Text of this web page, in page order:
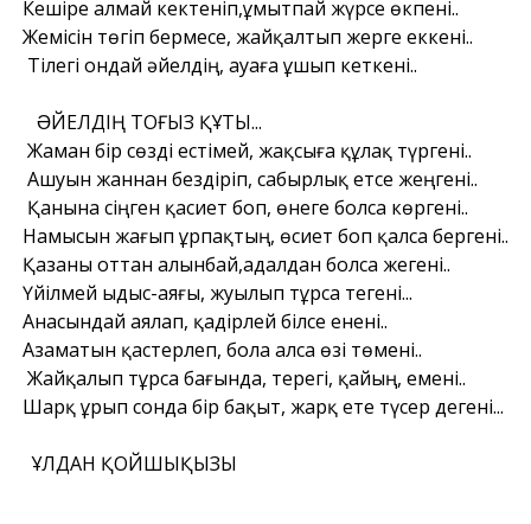
Кешіре алмай кектеніп,ұмытпай жүрсе өкпені..
Жемісін төгіп бермесе, жайқалтып жерге еккені..
Тілегі ондай əйелдің, ауаға ұшып кеткені..
ƏЙЕЛДІҢ ТОҒЫЗ ҚҰТЫ...
Жаман бір сөзді естімей, жақсыға құлақ түргені..
Ашуын жаннан бездіріп, сабырлық етсе жеңгені..
Қанына сіңген қасиет боп, өнеге болса көргені..
Намысын жағып ұрпақтың, өсиет боп қалса бергені..
Қазаны оттан алынбай,адалдан болса жегені..
Үйілмей ыдыс-аяғы, жуылып тұрса тегені...
Анасындай аялап, қадірлей білсе енені..
Азаматын қастерлеп, бола алса өзі төмені..
Жайқалып тұрса бағында, терегі, қайың, емені..
Шарқ ұрып сонда бір бақыт, жарқ ете түсер дегені...
ҰЛДАН ҚОЙШЫҚЫЗЫ